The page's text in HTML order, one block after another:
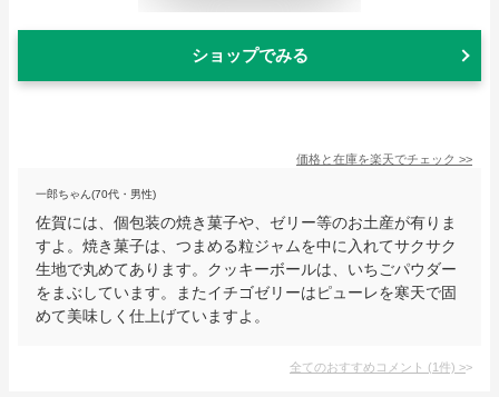
ショップでみる
価格と在庫を楽天でチェック >>
一郎ちゃん(70代・男性)
佐賀には、個包装の焼き菓子や、ゼリー等のお土産が有りま
すよ。焼き菓子は、つまめる粒ジャムを中に入れてサクサク
生地で丸めてあります。クッキーボールは、いちごパウダー
をまぶしています。またイチゴゼリーはピューレを寒天で固
めて美味しく仕上げていますよ。
全てのおすすめコメント (1件) >